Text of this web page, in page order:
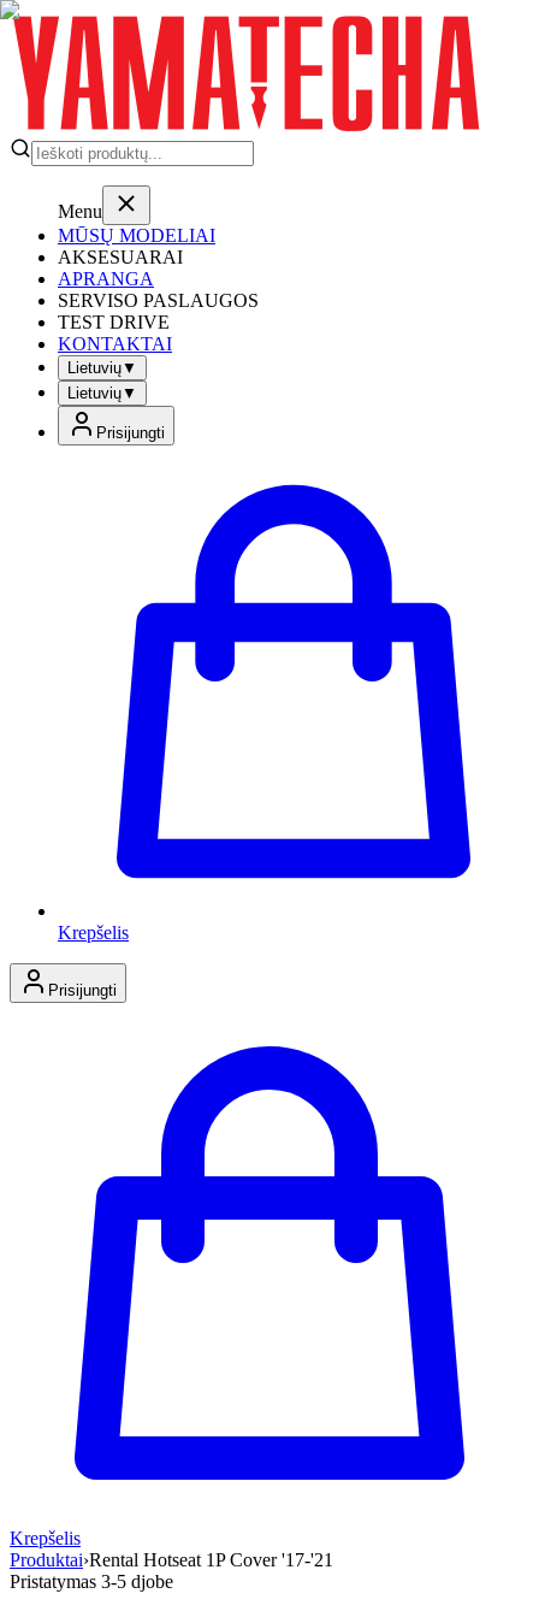
Menu
MŪSŲ MODELIAI
AKSESUARAI
APRANGA
SERVISO PASLAUGOS
TEST DRIVE
KONTAKTAI
Lietuvių▼
Lietuvių▼
Prisijungti
Krepšelis
Prisijungti
Krepšelis
Produktai›Rental Hotseat 1P Cover '17-'21
Pristatymas 3-5 djobe